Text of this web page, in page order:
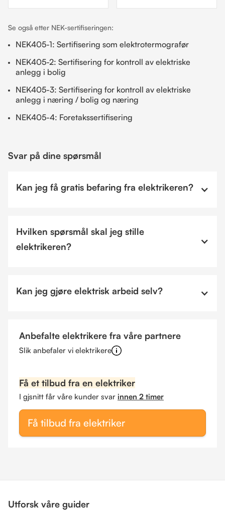
Se også etter NEK-sertifiseringen:
NEK405-1: Sertifisering som elektrotermografør
NEK405-2: Sertifisering for kontroll av elektriske
anlegg i bolig
NEK405-3: Sertifisering for kontroll av elektriske
anlegg i næring / bolig og næring
NEK405-4: Foretakssertifisering
Svar på dine spørsmål
Kan jeg få gratis befaring fra elektrikeren?
Hvilken spørsmål skal jeg stille
elektrikeren?
Kan jeg gjøre elektrisk arbeid selv?
Anbefalte elektrikere fra våre partnere
Slik anbefaler vi elektrikere
Få et tilbud fra en elektriker
I gjsnitt får våre kunder svar innen 2 timer
Få tilbud fra elektriker
Utforsk våre guider